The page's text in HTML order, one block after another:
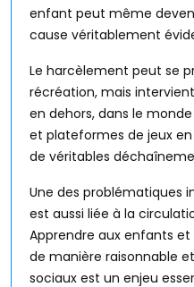
enfant peut même
cause véritablement
Le harcèlement peut se
récréation, mais
en dehors, dans le
et plateformes de jeux
de véritables
Une des problématiques
est aussi liée à la
Apprendre aux enfants
de manière raisonnable
sociaux est un enjeu